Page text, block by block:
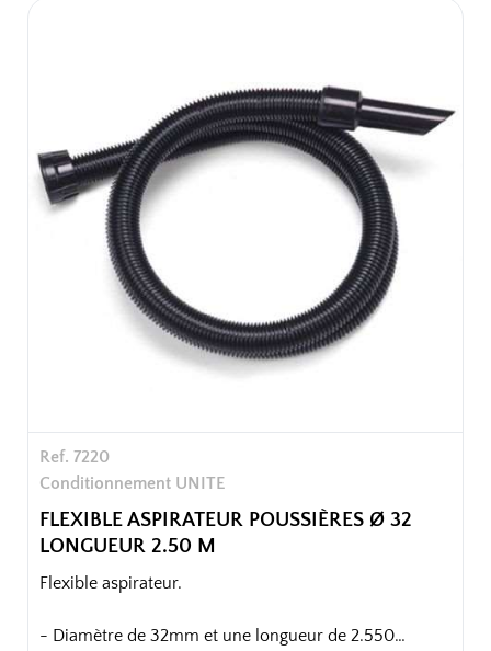
Ref. 7220
Conditionnement UNITE
FLEXIBLE ASPIRATEUR POUSSIÈRES Ø 32
LONGUEUR 2.50 M
Flexible aspirateur.
- Diamètre de 32mm et une longueur de 2.550